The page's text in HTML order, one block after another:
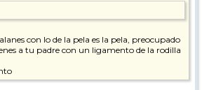
con lo de la pela es la pela, preocupado
a tu padre con un ligamento de la rodilla